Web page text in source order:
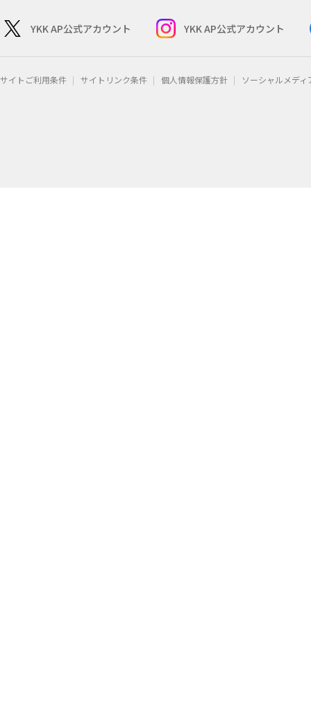
YKK AP公式アカウント YKK AP公式アカウント
サイトご利用条件 サイトリンク条件 個人情報保護方針 ソーシャルメデ